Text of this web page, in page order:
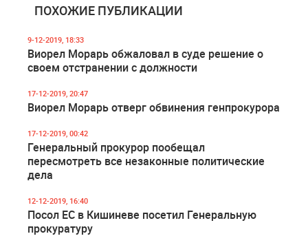
ПОХОЖИЕ ПУБЛИКАЦИИ
9-12-2019, 18:33
Виорел Морарь обжаловал в суде решение о
своем отстранении с должности
17-12-2019, 20:47
Виорел Морарь отверг обвинения генпрокурора
17-12-2019, 00:42
Генеральный прокурор пообещал
пересмотреть все незаконные политические
дела
12-12-2019, 16:40
Посол ЕС в Кишиневе посетил Генеральную
прокуратуру